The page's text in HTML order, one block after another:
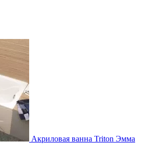
Акриловая ванна Triton Эмма